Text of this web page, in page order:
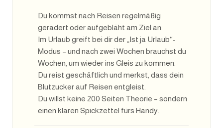
Du kommst nach Reisen regelmäßig
gerädert oder aufgebläht am Ziel an.
Im Urlaub greift bei dir der „Ist ja Urlaub“-
Modus – und nach zwei Wochen brauchst du
Wochen, um wieder ins Gleis zu kommen.
Du reist geschäftlich und merkst, dass dein
Blutzucker auf Reisen entgleist.
Du willst keine 200 Seiten Theorie – sondern
einen klaren Spickzettel fürs Handy.